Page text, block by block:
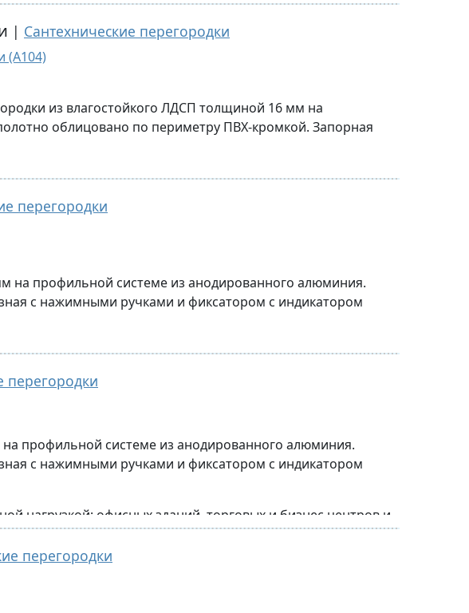
зданий.
и разделительные перегородки.
| Сантехнические перегородки
(A104)
из влагостойкого ЛДСП толщиной 16 мм на
облицовано по периметру ПВХ-кромкой. Запорная
нагрузкой: офисных зданий, торговых и бизнес
общественных зданий.
перегородки
на профильной системе из анодированного алюминия.
с нажимными ручками и фиксатором с индикатором
нагрузкой: офисных зданий, торговых и бизнес центров и
перегородки
профильной системе из анодированного алюминия.
с нажимными ручками и фиксатором с индикатором
нагрузкой: офисных зданий, торговых и бизнес центров и
перегородки